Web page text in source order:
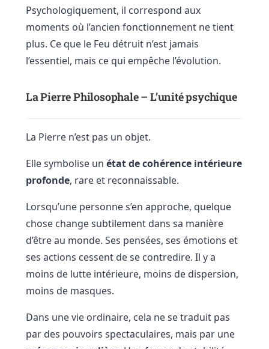
Psychologiquement, il correspond aux
moments où l’ancien fonctionnement ne tient
plus. Ce que le Feu détruit n’est jamais
l’essentiel, mais ce qui empêche l’évolution.
La Pierre Philosophale – L’unité psychique
La Pierre n’est pas un objet.
Elle symbolise un état de cohérence intérieure
profonde, rare et reconnaissable.
Lorsqu’une personne s’en approche, quelque
chose change subtilement dans sa manière
d’être au monde. Ses pensées, ses émotions et
ses actions cessent de se contredire. Il y a
moins de lutte intérieure, moins de dispersion,
moins de masques.
Dans une vie ordinaire, cela ne se traduit pas
par des pouvoirs spectaculaires, mais par une